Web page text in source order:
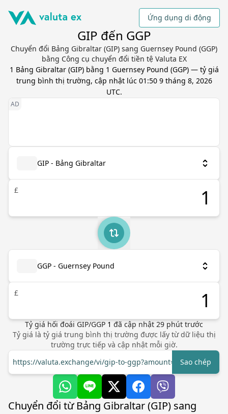
Ứng dụng di động
GIP đến GGP
Chuyển đổi Bảng Gibraltar (GIP) sang Guernsey Pound (GGP)
bằng Công cụ chuyển đổi tiền tệ Valuta EX
1 Bảng Gibraltar(GIP) bằng 1 Guernsey Pound (GGP) — tỷ giá
trung bình thị trường, cập nhật lúc 01:50 9 tháng 8, 2026
UTC.
GIP - Bảng Gibraltar
£
GGP - Guernsey Pound
£
Tỷ giá hối đoái GIP/GGP 1 đã cập nhật 29 phút trước
Tỷ giá là tỷ giá trung bình thị trường được lấy từ dữ liệu thị
trường trực tiếp và cập nhật mỗi giờ.
https://valuta.exchange/vi/gip-to-ggp?amount=1
Sao chép
Chuyển đổi từ Bảng Gibraltar (GIP) sang